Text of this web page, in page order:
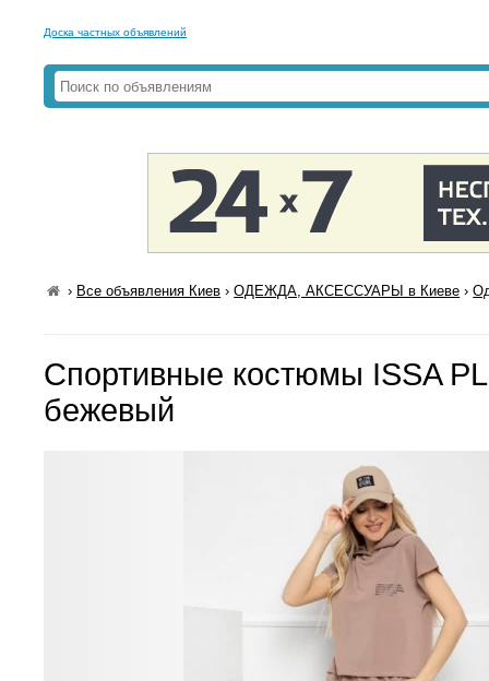
Доска частных объявлений
› Все объявления Киев ›ОДЕЖДА, АКСЕССУАРЫ в Киеве ›
Спортивные костюмы ISSA
бежевый